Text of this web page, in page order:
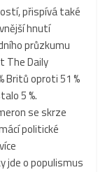
přispívá také
hnutí
průzkumu
The Daily
Britů oproti 51 %
5 %.
se skrze
politické
jde o populismus